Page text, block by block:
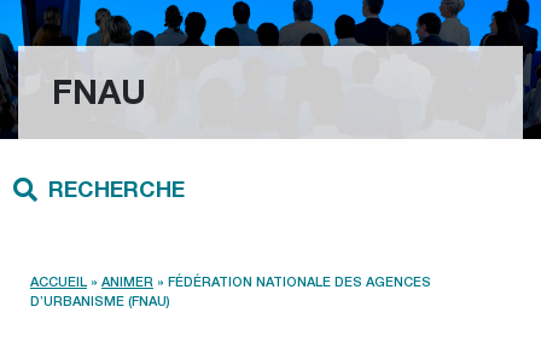
FNAU
RECHERCHE
ACCUEIL » ANIMER » FÉDÉRATION NATIONALE DES AGENCES
D’URBANISME (FNAU)